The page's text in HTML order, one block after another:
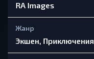
RA Images
Жанр
Экшен, Приключения